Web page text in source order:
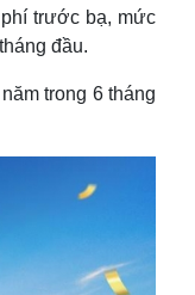
Tư vấn
Săn Tour
trước bạ, mức
đầu.
trong 6 tháng